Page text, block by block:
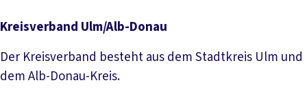
Kreisverband Ulm/Alb-Donau
Der Kreisverband besteht aus dem Stadtkreis Ulm und
dem Alb-Donau-Kreis.